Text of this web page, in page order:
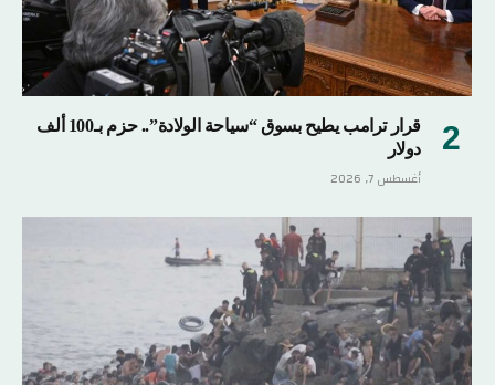
قرار ترامب يطيح بسوق “سياحة الولادة”.. حزم بـ100 ألف
دولار
أغسطس 7, 2026